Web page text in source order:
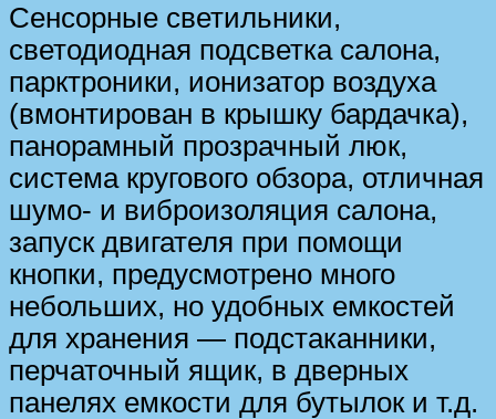
Сенсорные светильники,
светодиодная подсветка салона,
парктроники, ионизатор воздуха
(вмонтирован в крышку бардачка),
панорамный прозрачный люк,
система кругового обзора, отличная
шумо- и виброизоляция салона,
запуск двигателя при помощи
кнопки, предусмотрено много
небольших, но удобных емкостей
для хранения — подстаканники,
перчаточный ящик, в дверных
панелях емкости для бутылок и т.д.